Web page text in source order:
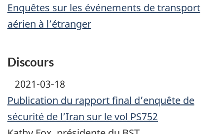
Enquêtes sur les événements de transport
aérien à l’étranger
Discours
2021-03-18
Publication du rapport final d’enquête de
sécurité de l’Iran sur le vol PS752